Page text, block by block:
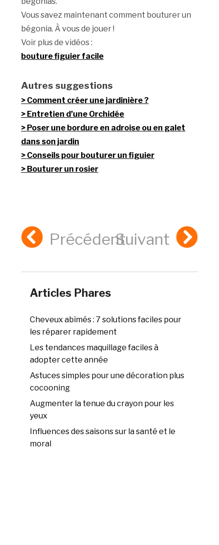
Vous savez maintenant comment bouturer un
bégonia. À vous de jouer !
Voir plus de vidéos :
bouture figuier facile
Autres suggestions
Comment créer une jardinière ?
Entretien d’une Orchidée
Poser une bordure en adroise ou en galet
dans son jardin
Conseils pour bouturer un figuier
Bouturer un rosier
PrécédentSuivant
Articles Phares
Cheveux abîmés : 7 solutions faciles pour
les réparer rapidement
Les tendances maquillage faciles à
adopter cette année
Astuces simples pour une décoration plus
cocooning
Augmenter la tenue du crayon pour les
yeux
Influences des saisons sur la santé et le
moral